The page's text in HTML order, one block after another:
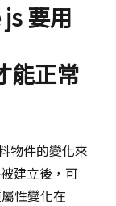
要用
能正常
物件的變化來
建立後，可
性變化在